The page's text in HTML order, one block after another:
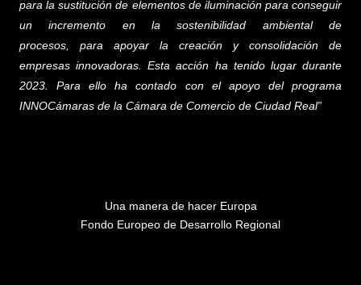
para la sustitución de elementos de iluminación para conseguir
un incremento en la sostenibilidad ambiental de
procesos,
para apoyar la creación y consolidación de
empresas innovadoras. Esta acción ha tenido lugar durante
2023. Para ello ha contado con el apoyo del programa
INNOCámaras de la Cámara de Comercio de Ciudad Real”
Una manera de hacer Europa
Fondo Europeo de Desarrollo Regional